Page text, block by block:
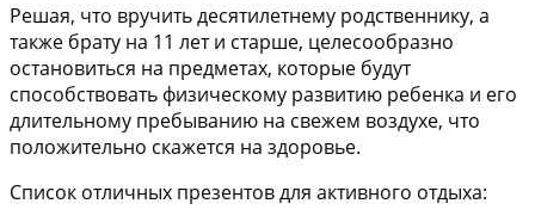
Решая, что вручить десятилетнему родственнику, а
также брату на 11 лет и старше, целесообразно
остановиться на предметах, которые будут
способствовать физическому развитию ребенка и его
длительному пребыванию на свежем воздухе, что
положительно скажется на здоровье.
Список отличных презентов для активного отдыха: